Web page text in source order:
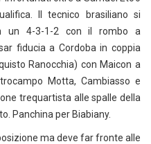
Il tecnico brasiliano si
un 4-3-1-2 con il rombo a
fiducia a Cordoba in coppia
Ranocchia) con Maicon a
Motta, Cambiasso e
trequartista alle spalle della
Panchina per Biabiany.
ma deve far fronte alle